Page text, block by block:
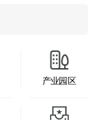
实现企业间有
系统性的发展
创新环境，还
等。是风险投
，把握企业定
人工智能等新
的精密制
公司领衔撰
、国家经济信
心材料之一，
常生活的进
标志之一。
性具体表现
产业园区